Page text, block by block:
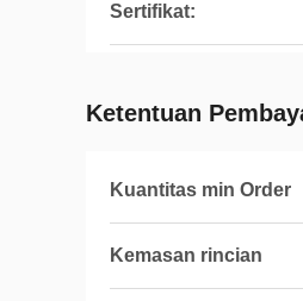
Sertifikat:
Ketentuan
Kuantitas min Order
Kemasan rincian